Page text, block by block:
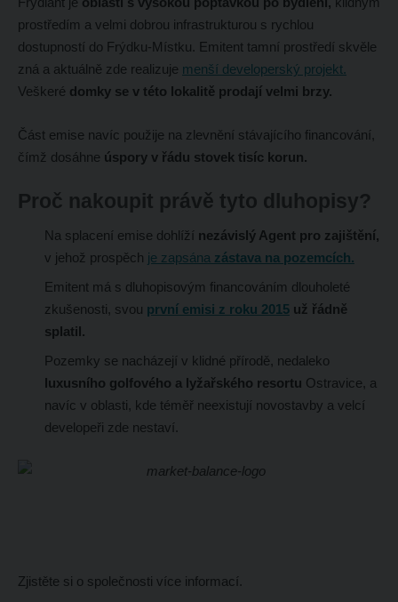
prostředím a velmi dobrou infrastrukturou s rychlou
dostupností do Frýdku-Místku. Emitent tamní prostředí skvěle
zná a aktuálně zde realizuje menší developerský projekt.
Veškeré domky se v této lokalitě prodají velmi brzy.
Část emise navíc použije na zlevnění stávajícího financování,
čímž dosáhne úspory v řádu stovek tisíc korun.
Proč nakoupit právě tyto dluhopisy?
Na splacení emise dohlíží nezávislý Agent pro zajištění,
v jehož prospěch je zapsána zástava na pozemcích.
Emitent má s dluhopisovým financováním dlouholeté
zkušenosti, svou první emisi z roku 2015už řádně
splatil.
Pozemky se nacházejí v klidné přírodě, nedaleko
luxusního golfového a lyžařského resortu Ostravice, a
navíc v oblasti, kde téměř neexistují novostavby a velcí
developeři zde nestaví.
Zjistěte si o společnosti více informací.